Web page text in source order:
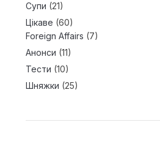
Супи (21)
Цікаве (60)
Foreign Affairs (7)
Анонси (11)
Тести (10)
Шняжки (25)